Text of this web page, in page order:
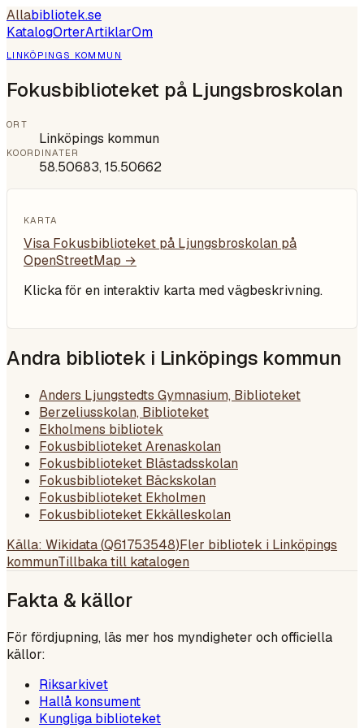
Allabibliotek.se
KatalogOrterArtiklarOm
LINKÖPINGS KOMMUN
Fokusbiblioteket på Ljungsbroskolan
ORT
Linköpings kommun
KOORDINATER
58.50683,15.50662
KARTA
Visa Fokusbiblioteket på Ljungsbroskolan på
OpenStreetMap →
Klicka för en interaktiv karta med vägbeskrivning.
Andra bibliotek i Linköpings kommun
Anders Ljungstedts Gymnasium, Biblioteket
Berzeliusskolan, Biblioteket
Ekholmens bibliotek
Fokusbiblioteket Arenaskolan
Fokusbiblioteket Blästadsskolan
Fokusbiblioteket Bäckskolan
Fokusbiblioteket Ekholmen
Fokusbiblioteket Ekkälleskolan
Källa: Wikidata (Q61753548)Fler bibliotek i Linköpings
kommunTillbaka till katalogen
Fakta & källor
För fördjupning, läs mer hos myndigheter och officiella
källor:
Riksarkivet
Hallå konsument
Kungliga biblioteket